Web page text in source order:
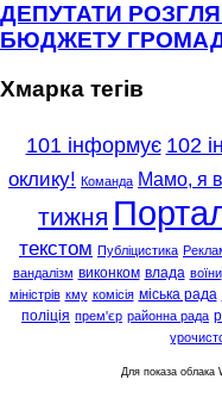
ДЕПУТАТИ
БЮДЖЕТУ
Хмарка тегів
101 інформує 102
оклику! Команда Мамо, я в
тижня
текстом Публіцистика
вандалізм виконком влада воїни
міністрів кму комісія міська рада
поліція прем'єр районна рада
Для показа облака